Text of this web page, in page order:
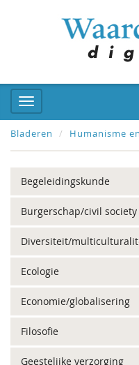
Bladeren Humanisme
Begeleidingskunde
Burgerschap/civil society
Diversiteit/
Ecologie
Economie/globalisering
Filosofie
Geestelijke verzorging